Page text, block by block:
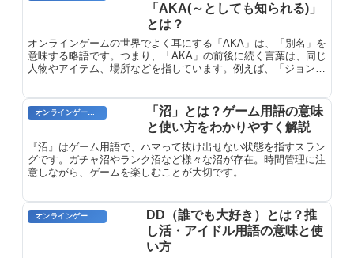
「AKA(～としても知られる)」
とは？
オンラインゲームの世界でよく耳にする「AKA」は、「別名」を
意味する略語です。つまり、「AKA」の前後に続く言葉は、同じ
人物やアイテム、場所などを指しています。例えば、「ジョン・
オンラインゲーム用語
「沼」とは？ゲーム用語の意味
と使い方をわかりやすく解説
『沼』はゲーム用語で、ハマって抜け出せない状態を指すスラン
グです。ガチャ沼やランク沼など様々な沼が存在。時間管理に注
意しながら、ゲームを楽しむことが大切です。
DD（誰でも大好き）とは？推
し活・アイドル用語の意味と使
い方